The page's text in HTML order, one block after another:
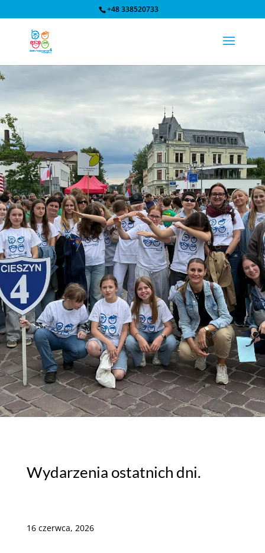
+48 338520733
Wydarzenia ostatnich dni.
16 czerwca, 2026